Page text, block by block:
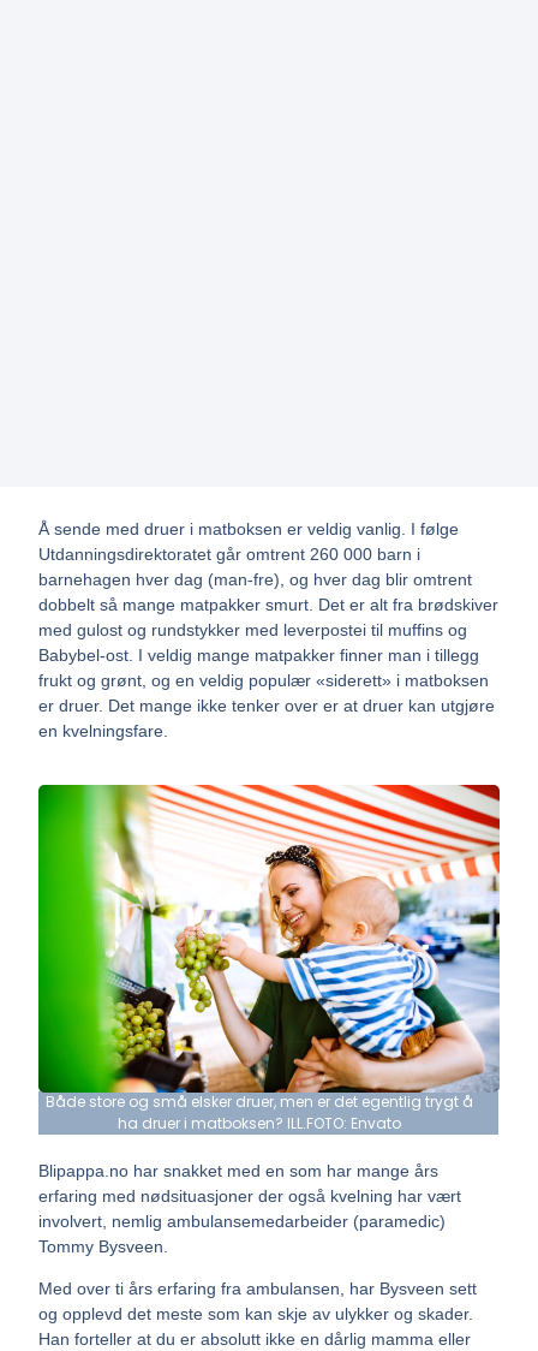
Å sende med druer i matboksen er veldig vanlig. I følge
Utdanningsdirektoratet går omtrent 260 000 barn i
barnehagen hver dag (man-fre), og hver dag blir omtrent
dobbelt så mange matpakker smurt. Det er alt fra brødskiver
med gulost og rundstykker med leverpostei til muffins og
Babybel-ost. I veldig mange matpakker finner man i tillegg
frukt og grønt, og en veldig populær «siderett» i matboksen
er druer. Det mange ikke tenker over er at druer kan utgjøre
en kvelningsfare.
Blipappa.no har snakket med en som har mange års
erfaring med nødsituasjoner der også kvelning har vært
involvert, nemlig ambulansemedarbeider (paramedic)
Tommy Bysveen.
Med over ti års erfaring fra ambulansen, har Bysveen sett
og opplevd det meste som kan skje av ulykker og skader.
Han forteller at du er absolutt ikke en dårlig mamma eller
Både store og små elsker druer, men er det egentlig trygt å
ha druer i matboksen? ILL.FOTO: Envato